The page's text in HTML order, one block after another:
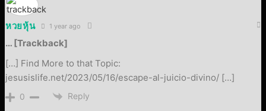
หวยหุ้น 1 year ago
… [Trackback]
[…] Find More to that Topic:
jesusislife.net/2023/05/16/escape-al-juicio-divino/ […]
0 Reply